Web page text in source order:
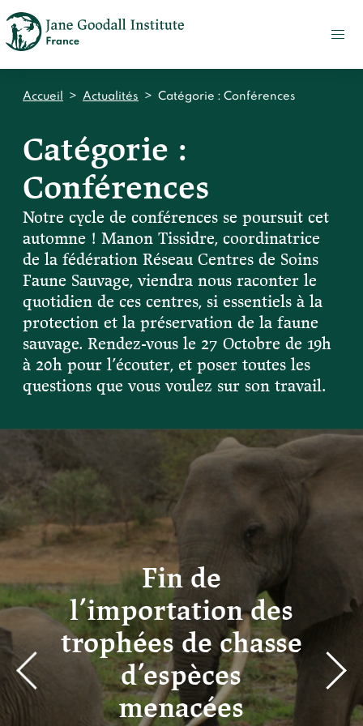
CONTACT
Qui sommes-nous ?
Accueil
Jane Goodall
Le Jane Goodall Institute France
Notre écosystème
Nos documents
Notre impact
Accueil
Nos actions sur le terrain en France
Nos actions sur le terrain en Afrique
Nos histoires
Accueil
Les histoires du docteur Jane
Témoignages du terrain
Vies de primates
S'engager
Accueil
Devenir membre du "Cercle des Amis de Jane"
Devenir Chimp Guardian
Devenir bénévole
Événements et conférences
UN
Accueil > Actualités > Catégorie : Conférences
Catégorie :
Conférences
Notre cycle de conférences se poursuit cet
automne ! Manon Tissidre, coordinatrice
de la fédération Réseau Centres de Soins
Faune Sauvage, viendra nous raconter le
quotidien de ces centres, si essentiels à la
protection et la préservation de la faune
sauvage. Rendez-vous le 27 Octobre de 19h
à 20h pour l’écouter, et poser toutes les
questions que vous voulez sur son travail.
Fin de
l’importation des
trophées de chasse
d’espèces
menacées